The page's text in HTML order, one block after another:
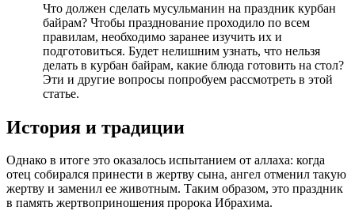
Что должен сделать мусульманин на праздник курбан
байрам? Чтобы празднование проходило по всем
правилам, необходимо заранее изучить их и
подготовиться. Будет нелишним узнать, что нельзя
делать в курбан байрам, какие блюда готовить на стол?
Эти и другие вопросы попробуем рассмотреть в этой
статье.
История и традиции
Однако в итоге это оказалось испытанием от аллаха: когда
отец собирался принести в жертву сына, ангел отменил такую
жертву и заменил ее животным. Таким образом, это праздник
в память жертвоприношения пророка Ибрахима.